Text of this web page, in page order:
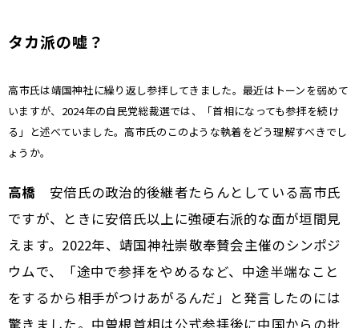
タカ派の嘘？
――高市氏は靖国神社に繰り返し参拝してきました。最近はトーンを弱めて
いますが、2024年の自民党総裁選では、「首相になっても参拝を続け
る」と述べていました。高市氏のこのような執着をどう理解すべきでし
ょうか。
高橋 安倍氏の政治的後継者たらんとしている高市氏
ですが、ときに安倍氏以上に強硬右派的な面が垣間見
えます。2022年、靖国神社崇敬奉賛会主催のシンポジ
ウムで、「途中で参拝をやめるなど、中途半端なこと
をするから相手がつけあがるんだ」と発言したのには